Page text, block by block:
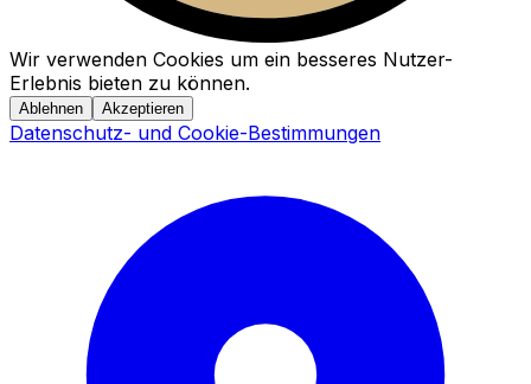
Wir verwenden Cookies um ein besseres Nutzer-
Erlebnis bieten zu können.
Ablehnen Akzeptieren
Datenschutz- und Cookie-Bestimmungen